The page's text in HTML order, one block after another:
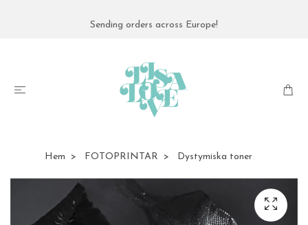
Sending orders across Europe!
Hem FOTOPRINTAR Dystymiska toner